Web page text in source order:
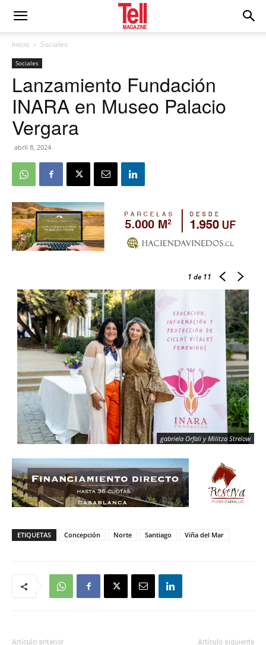
Inicio Sociales
Sociales
Lanzamiento Fundación
INARA en Museo Palacio
Vergara
abril 8, 2024
1 de 11
gabriela Orfali y Militza Strelow
ETIQUETAS Concepción Norte Santiago Viña del Mar
Artículo anterior Artículo siguiente